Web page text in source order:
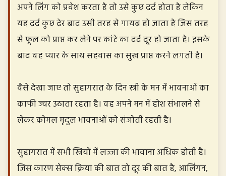
अपने लिंग को प्रवेश करता है तो उसे कुछ दर्द होता है लेकिन
यह दर्द कुछ देर बाद उसी तरह से गायब हो जाता है जिस तरह
से फूल को प्राप्त कर लेने पर कांटे का दर्द दूर हो जाता है। इसके
बाद वह प्यार के साथ सहवास का सुख प्राप्त करने लगती है।
वैसे देखा जाए तो सुहागरात के दिन स्त्री के मन में भावनाओं का
काफी ज्वर उठाता रहता है। वह अपने मन में होश संभालने से
लेकर कोमल मृदुल भावनाओं को संजोती रहती है।
सुहागरात में सभी स्त्रियों में लज्जा की भावाना अधिक होती है।
जिस कारण सेक्स क्रिया की बात तो दूर की बात है, आलिंगन,